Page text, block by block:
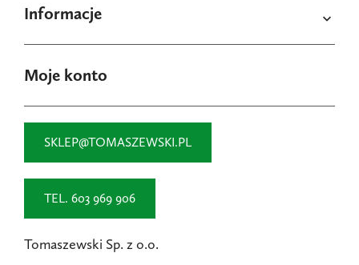
Informacje 
Moje konto
SKLEP@TOMASZEWSKI.PL
TEL. 603 969 906
Tomaszewski Sp. z o.o.